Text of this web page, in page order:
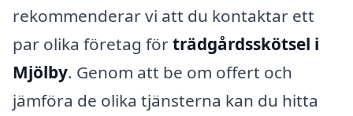
rekommenderar vi att du kontaktar ett
par olika företag förträdgårdsskötsel i
Mjölby. Genom att be om offert och
jämföra de olika tjänsterna kan du hitta